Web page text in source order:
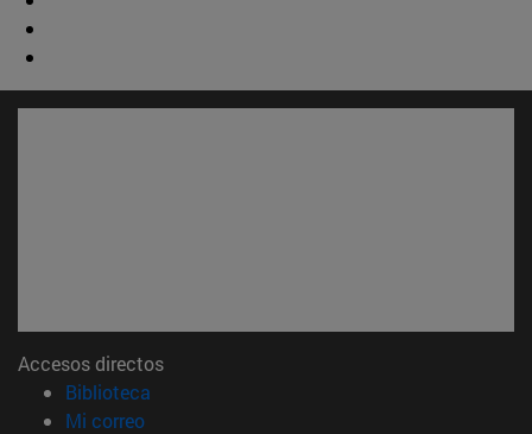
Accesos directos
Biblioteca
Mi correo(abre en nueva ventana)